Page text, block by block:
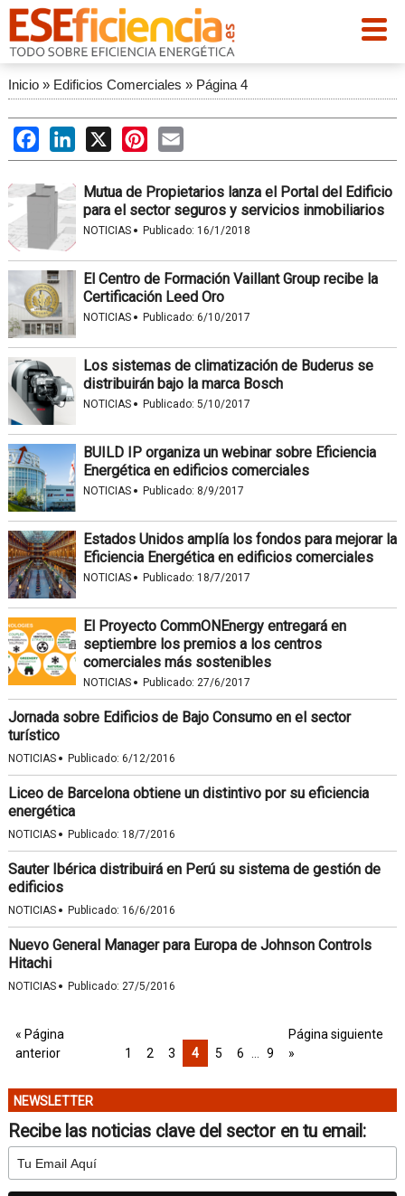
Inicio» Edificios Comerciales » Página 4
FacebookLinkedIn
X PinterestEmail
Mutua de Propietarios lanza el Portal del Edificio
para el sector seguros y servicios inmobiliarios
NOTICIAS · Publicado: 16/1/2018
El Centro de Formación Vaillant Group recibe la
Certificación Leed Oro
NOTICIAS · Publicado: 6/10/2017
Los sistemas de climatización de Buderus se
distribuirán bajo la marca Bosch
NOTICIAS · Publicado: 5/10/2017
BUILD IP organiza un webinar sobre Eficiencia
Energética en edificios comerciales
NOTICIAS · Publicado: 8/9/2017
Estados Unidos amplía los fondos para mejorar la
Eficiencia Energética en edificios comerciales
NOTICIAS · Publicado: 18/7/2017
El Proyecto CommONEnergy entregará en
septiembre los premios a los centros
comerciales más sostenibles
NOTICIAS · Publicado: 27/6/2017
Jornada sobre Edificios de Bajo Consumo en el sector
turístico
NOTICIAS · Publicado: 6/12/2016
Liceo de Barcelona obtiene un distintivo por su eficiencia
energética
NOTICIAS · Publicado: 18/7/2016
Sauter Ibérica distribuirá en Perú su sistema de gestión de
edificios
NOTICIAS · Publicado: 16/6/2016
Nuevo General Manager para Europa de Johnson Controls
Hitachi
NOTICIAS · Publicado: 27/5/2016
« Página
anterior
1 2 3 4 5 6 9
Página siguiente
»
NEWSLETTER
Recibe las noticias clave del sector en tu email: